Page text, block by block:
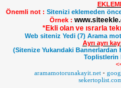
Önemli not : Sitenizi eklemeden
Örnek :
*Ekli olan ve ısrarla
Web siteniz Yedi (7) Arama
Ayrı ayrı
(Sitenize Yukarıdaki
Toplistlerin
aramamotorunakayit.net -